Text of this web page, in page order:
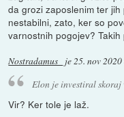
da grozi zaposlenim ter
nestabilni, zato, ker so
varnostnih pogojev?
Nostradamus_ je25. nov
Elon je investiral skoraj
Vir? Ker tole je laž.